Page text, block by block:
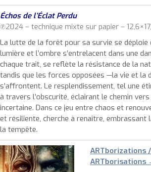
Échos de l’Éclat Perdu
℗2024 – technique mixte sur papier –
La lutte de la forêt pour sa survie se déploie
lumière et l’ombre s’entrelacent dans une
chaque trait, se reflète la résistance de la
tandis que les forces opposées —la vie et la
s’affrontent. Le resplendissement, tel une
à travers l’obscurité, éclairant le chemin
incertaine. Dans ce jeu entre chaos et
et résiliente, cherche à renaître, embrassant
la tempête.
ARTborizations
ARTborisations